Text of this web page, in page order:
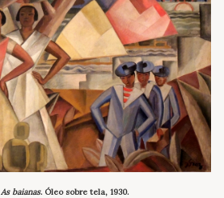
As baianas. Óleo sobre tela, 1930.